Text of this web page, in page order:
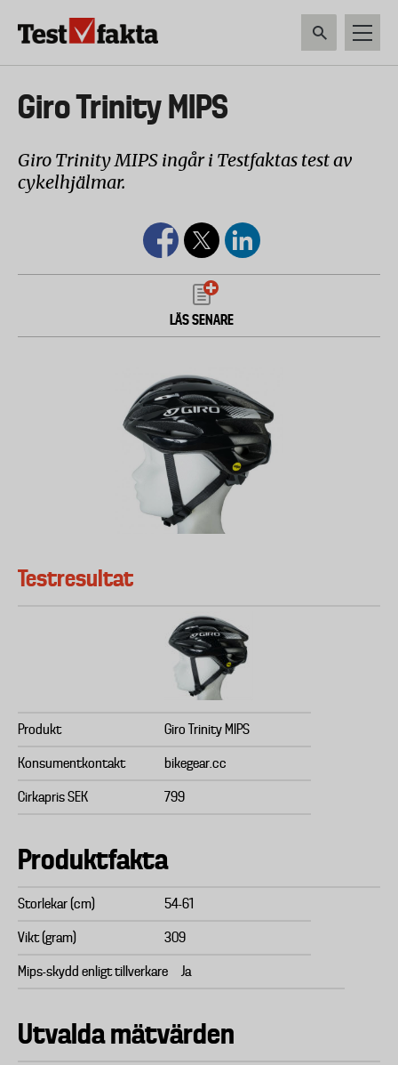
Huvudmeny
ny
Giro Trinity MIPS
Giro Trinity MIPS ingår i Testfaktas test av
cykelhjälmar.
LÄS SENARE
Testresultat
Produkt Giro Trinity MIPS
Konsumentkontakt bikegear.cc
Cirkapris SEK 799
Produktfakta
Storlekar (cm) 54-61
Vikt (gram) 309
Mips-skydd enligt tillverkare Ja
Utvalda mätvärden